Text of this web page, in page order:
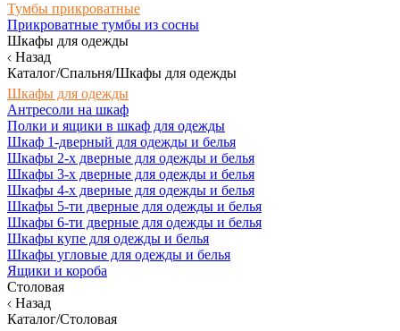
Тумбы прикроватные
Прикроватные тумбы из сосны
Шкафы для одежды
Назад
Каталог/Спальня/Шкафы для одежды
Шкафы для одежды
Антресоли на шкаф
Полки и ящики в шкаф для одежды
Шкаф 1-дверный для одежды и белья
Шкафы 2-х дверные для одежды и белья
Шкафы 3-х дверные для одежды и белья
Шкафы 4-х дверные для одежды и белья
Шкафы 5-ти дверные для одежды и белья
Шкафы 6-ти дверные для одежды и белья
Шкафы купе для одежды и белья
Шкафы угловые для одежды и белья
Ящики и короба
Столовая
Назад
Каталог/Столовая